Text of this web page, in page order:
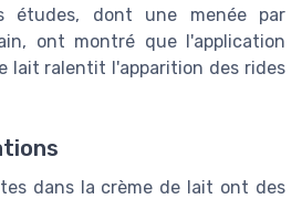
études, dont une menée par
ont montré que l'application
lait ralentit l'apparition des rides
dans la crème de lait ont des